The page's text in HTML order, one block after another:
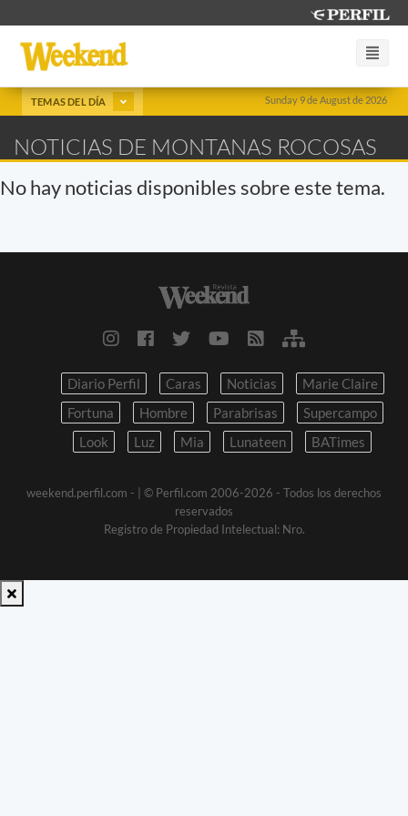
Sunday 9 de August de 2026
TEMAS DEL DÍA
NOTICIAS DE MONTANAS ROCOSAS
No hay noticias disponibles sobre este tema.
Diario Perfil Caras Noticias
Marie Claire
Fortuna
Hombre Parabrisas
Supercampo
Look
Luz Mia Lunateen BATimes
weekend.perfil.com -
| © Perfil.com 2006-2026 - Todos los derechos
reservados
Registro de Propiedad Intelectual: Nro.